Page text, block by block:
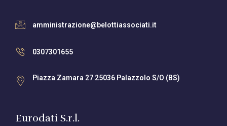
amministrazione@belottiassociati.it
0307301655
Piazza Zamara 27 25036 Palazzolo S/O (BS)
Eurodati S.r.l.